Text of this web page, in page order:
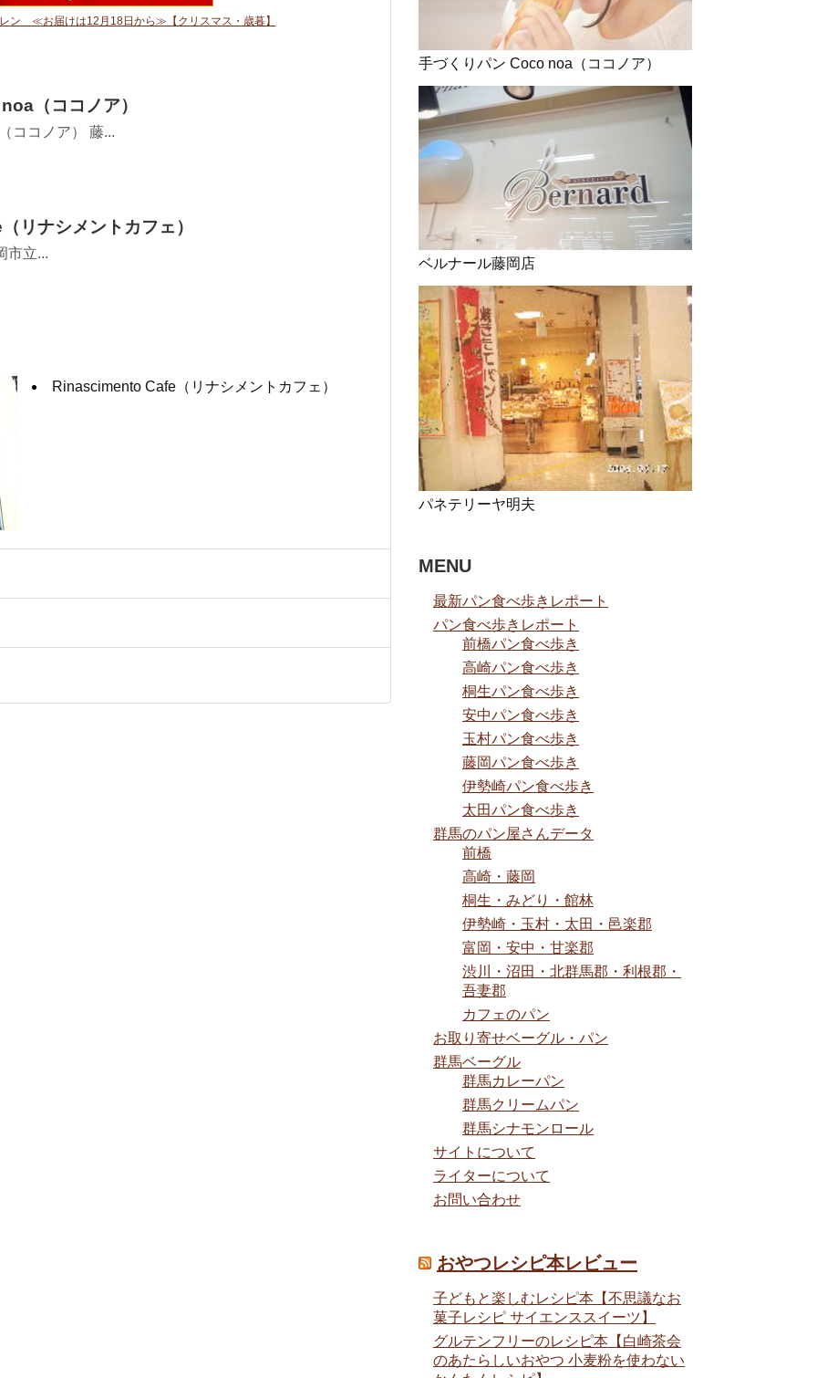
ン ≪お届けは12月18日から≫【クリスマス・歳暮】
（ココノア）
ココノア） 藤...
リナシメントカフェ）
市立...
Rinascimento Cafe（リナシメントカフェ）
手づくりパン Coco noa（ココノア）
ベルナール藤岡店
パネテリーヤ明夫
MENU
最新パン食べ歩きレポート
パン食べ歩きレポート
前橋パン食べ歩き
高崎パン食べ歩き
桐生パン食べ歩き
安中パン食べ歩き
玉村パン食べ歩き
藤岡パン食べ歩き
伊勢崎パン食べ歩き
太田パン食べ歩き
群馬のパン屋さんデータ
前橋
高崎・藤岡
桐生・みどり・館林
伊勢崎・玉村・太田・邑楽郡
富岡・安中・甘楽郡
渋川・沼田・北群馬郡・利根郡・
吾妻郡
カフェのパン
お取り寄せベーグル・パン
群馬ベーグル
群馬カレーパン
群馬クリームパン
群馬シナモンロール
サイトについて
ライターについて
お問い合わせ
おやつレシピ本レビュー
子どもと楽しむレシピ本【不思議なお
菓子レシピ サイエンススイーツ】
グルテンフリーのレシピ本【白崎茶会
のあたらしいおやつ 小麦粉を使わない